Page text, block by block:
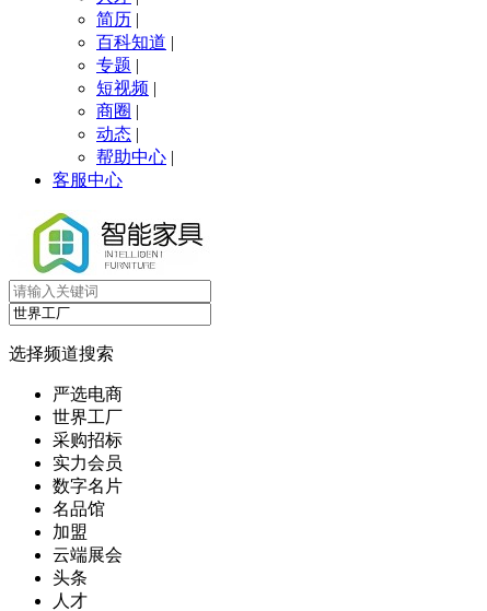
简历 |
百科知道 |
专题 |
短视频 |
商圈 |
动态 |
帮助中心 |
客服中心
选择频道搜索
严选电商
世界工厂
采购招标
实力会员
数字名片
名品馆
加盟
云端展会
头条
人才